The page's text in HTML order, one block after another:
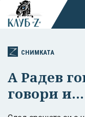
СНИМКАТА
А Радев
говори